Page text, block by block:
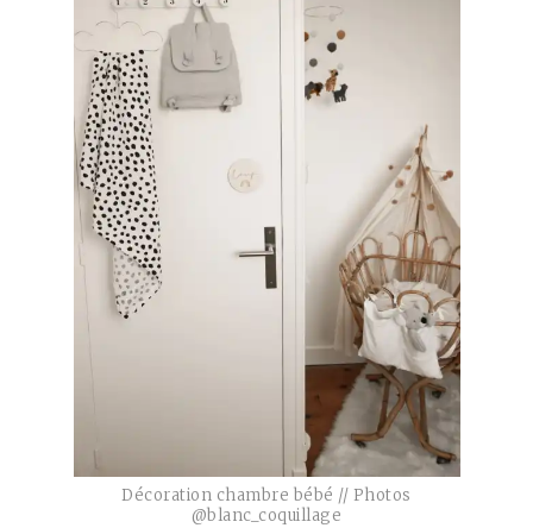
Décoration chambre bébé // Photos
@blanc_coquillage